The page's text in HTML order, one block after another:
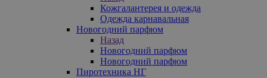
Кожгалантерея и одежда
Одежда карнавальная
Новогодний парфюм
Назад
Новогодний парфюм
Новогодний парфюм
Пиротехника НГ